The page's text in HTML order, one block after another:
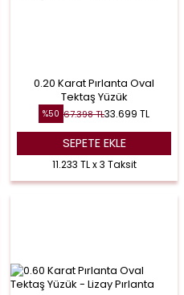
0.20 Karat Pırlanta Oval
Tektaş Yüzük
%50 67.398TL33.699 TL
SEPETE EKLE
11.233 TL x 3 Taksit